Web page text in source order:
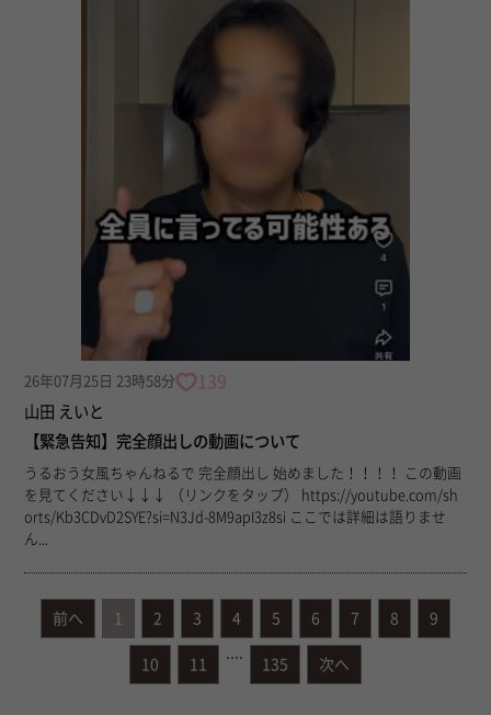
26年07月25日 23時58分 139
山田 えいと
【緊急告知】完全顔出しの動画について
うるおう女風ちゃんねるで 完全顔出し 始めました！！！！ この動画
を見てください↓↓↓ （リンクをタップ） https://youtube.com/sh
orts/Kb3CDvD2SYE?si=N3Jd-8M9apI3z8si ここでは詳細は語りませ
ん...
前へ 1 2 3 4 5 6 7 8 9
10 11 135 次へ